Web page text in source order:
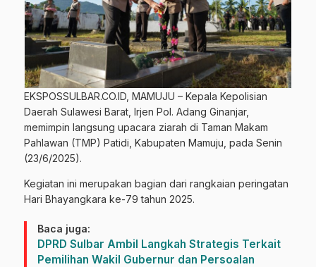
EKSPOSSULBAR.CO.ID, MAMUJU – Kepala Kepolisian
Daerah Sulawesi Barat, Irjen Pol. Adang Ginanjar,
memimpin langsung upacara ziarah di Taman Makam
Pahlawan (TMP) Patidi, Kabupaten Mamuju, pada Senin
(23/6/2025).
Kegiatan ini merupakan bagian dari rangkaian peringatan
Hari Bhayangkara ke-79 tahun 2025.
Baca juga:
DPRD Sulbar Ambil Langkah Strategis Terkait
Pemilihan Wakil Gubernur dan Persoalan